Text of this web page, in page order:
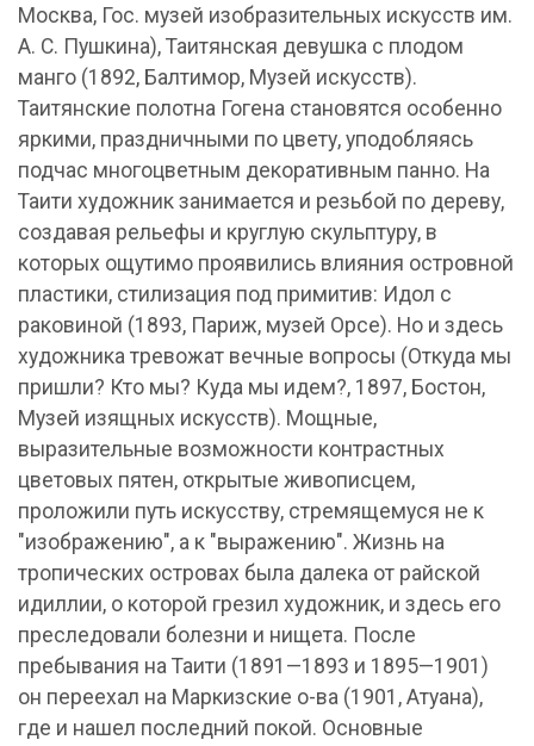
Москва, Гос. музей изобразительных искусств им.
А. С. Пушкина), Таитянская девушка с плодом
манго (1892, Балтимор, Музей искусств).
Таитянские полотна Гогена становятся особенно
яркими, праздничными по цвету, уподобляясь
подчас многоцветным декоративным панно. На
Таити художник занимается и резьбой по дереву,
создавая рельефы и круглую скульптуру, в
которых ощутимо проявились влияния островной
пластики, стилизация под примитив: Идол с
раковиной (1893, Париж, музей Орсе). Но и здесь
художника тревожат вечные вопросы (Откуда мы
пришли? Кто мы? Куда мы идем?, 1897, Бостон,
Музей изящных искусств). Мощные,
выразительные возможности контрастных
цветовых пятен, открытые живописцем,
проложили путь искусству, стремящемуся не к
"изображению", а к "выражению". Жизнь на
тропических островах была далека от райской
идиллии, о которой грезил художник, и здесь его
преследовали болезни и нищета. После
пребывания на Таити (1891—1893 и 1895—1901)
он переехал на Маркизские о-ва (1901, Атуана),
где и нашел последний покой. Основные